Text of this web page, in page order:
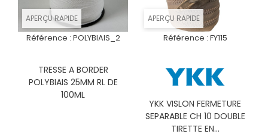
APERÇU RAPIDE
Référence : POLYBIAIS_2
TRESSE A BORDER
POLYBIAIS 25MM RL DE
100ML
APERÇU RAPIDE
Référence : FY115
YKK VISLON FERMETURE
SEPARABLE CH 10 DOUBLE
TIRETTE EN...